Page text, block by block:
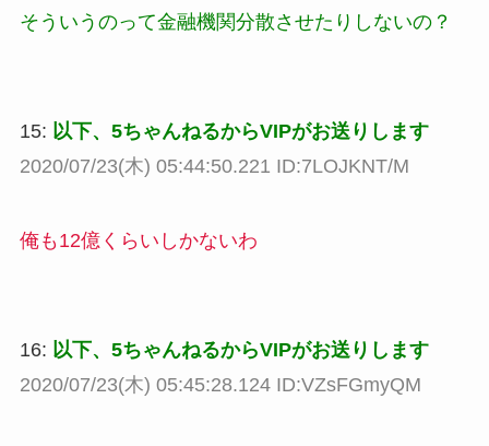
そういうのって金融機関分散させたりしないの？
15: 以下、5ちゃんねるからVIPがお送りします
2020/07/23(木) 05:44:50.221 ID:7LOJKNT/M
俺も12億くらいしかないわ
16: 以下、5ちゃんねるからVIPがお送りします
2020/07/23(木) 05:45:28.124 ID:VZsFGmyQM